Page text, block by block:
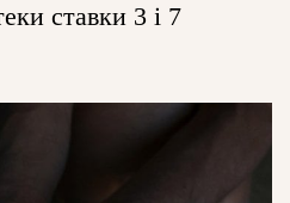
ставки 3 і 7